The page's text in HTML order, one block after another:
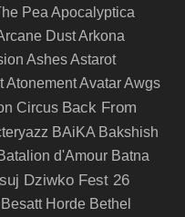
Pea Apocalyptica
DustArkona
AshesAstarot
AtonementAvatarAwgs
Circus Back From
BAiKA Bakshish
d'Amour Batna
Dziwko Fest 26
Besatt Horde Bethel